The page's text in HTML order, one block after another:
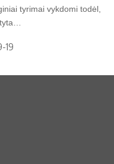
tyrimai vykdomi todėl,
19